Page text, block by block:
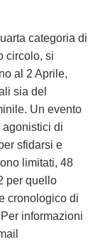
categoria di
circolo, si
al 2 Aprile,
sia del
Un evento
agonistici di
sfidarsi e
limitati, 48
per quello
cronologico di
informazioni